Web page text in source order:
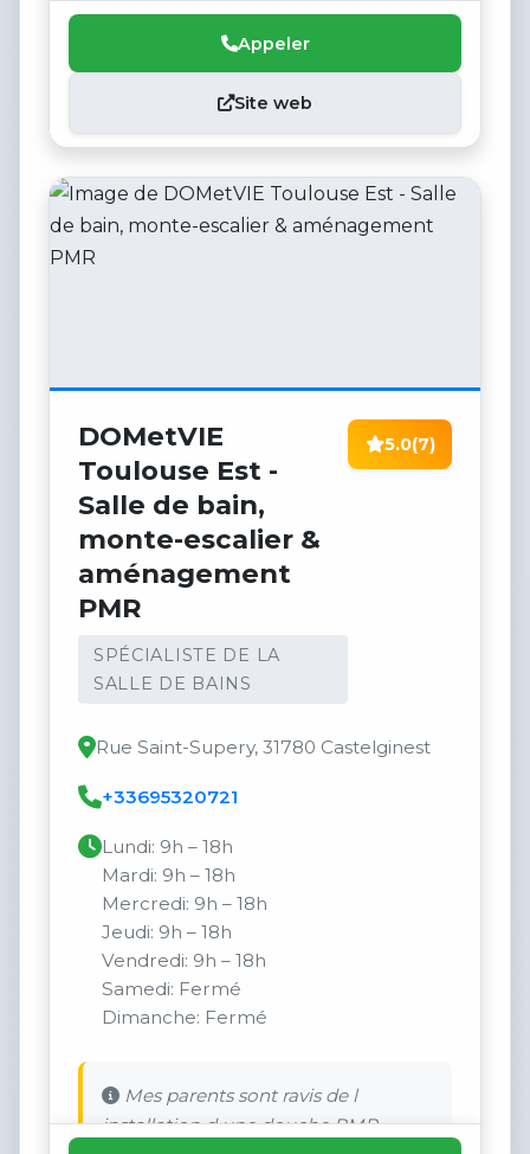
Appeler
Site web
DOMetVIE
Toulouse Est -
Salle de bain,
monte-escalier &
aménagement
PMR
SPÉCIALISTE DE LA
SALLE DE BAINS
5.0(7)
Rue Saint-Supery, 31780 Castelginest
+33695320721
Lundi: 9h – 18h
Mardi: 9h – 18h
Mercredi: 9h – 18h
Jeudi: 9h – 18h
Vendredi: 9h – 18h
Samedi: Fermé
Dimanche: Fermé
Mes parents sont ravis de l
installation d une douche PMR.